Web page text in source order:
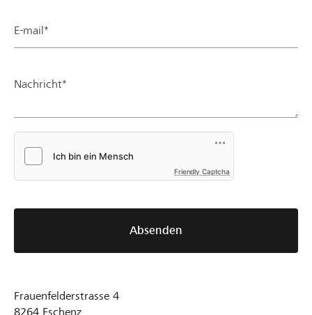
E-mail*
Nachricht*
Friendly Captcha
Absenden
Frauenfelderstrasse 4
8264 Eschenz